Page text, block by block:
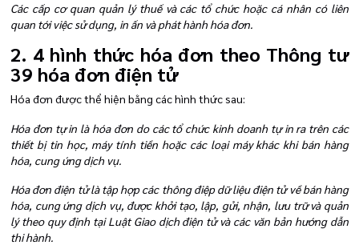
Các cấp cơ quan quản lý thuế và các tổ chức hoặc cá nhân có liên
quan tới việc sử dụng, in ấn và phát hành hóa đơn.
2. 4 hình thức hóa đơn theo Thông tư
39 hóa đơn điện tử
Hóa đơn được thể hiện bằng các hình thức sau:
Hóa đơn tự in là hóa đơn do các tổ chức kinh doanh tự in ra trên các
thiết bị tin học, máy tính tiền hoặc các loại máy khác khi bán hàng
hóa, cung ứng dịch vụ.
Hóa đơn điện tử là tập hợp các thông điệp dữ liệu điện tử về bán hàng
hóa, cung ứng dịch vụ, được khởi tạo, lập, gửi, nhận, lưu trữ và quản
lý theo quy định tại Luật Giao dịch điện tử và các văn bản hướng dẫn
thi hành.